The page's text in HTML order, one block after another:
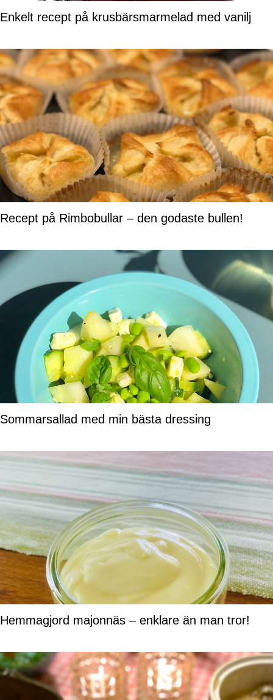
Enkelt recept på krusbärsmarmelad med vanilj
Recept på Rimbobullar – den godaste bullen!
Sommarsallad med min bästa dressing
Hemmagjord majonnäs – enklare än man tror!